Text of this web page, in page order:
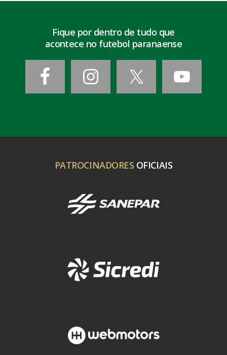
Fique por dentro de tudo que
acontece no futebol paranaense
PATROCINADORES OFICIAIS